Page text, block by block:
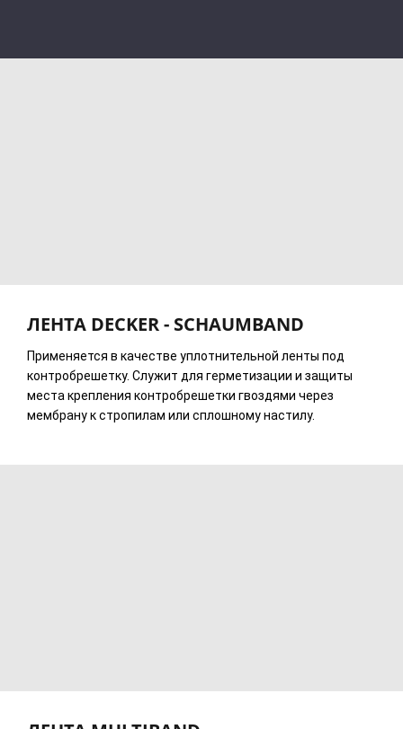
ЛЕНТА DECKER - SCHAUMBAND
Применяется в качестве уплотнительной ленты под
контробрешетку. Служит для герметизации и защиты
места крепления контробрешетки гвоздями через
мембрану к стропилам или сплошному настилу.